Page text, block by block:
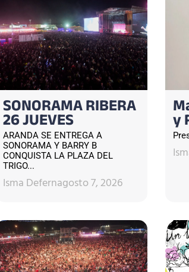
SONORAMA RIBERA
26 JUEVES
ARANDA SE ENTREGA A
SONORAMA Y BARRY B
CONQUISTA LA PLAZA DEL
TRIGO...
Isma Defernagosto 7, 2026
y